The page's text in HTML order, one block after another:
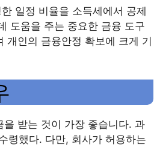
일정 비율을 소득세에서 공제
도움을 주는 중요한 금융 도구
개인의 금융안정 확보에 크게 기
받는 것이 가장 좋습니다. 과
령했다. 다만, 회사가 허용하는